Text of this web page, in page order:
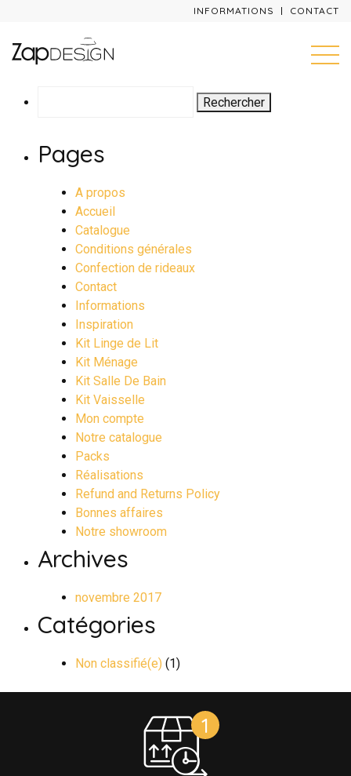
INFORMATIONS CONTACT
Pages
A propos
Accueil
Catalogue
Conditions générales
Confection de rideaux
Contact
Informations
Inspiration
Kit Linge de Lit
Kit Ménage
Kit Salle De Bain
Kit Vaisselle
Mon compte
Notre catalogue
Packs
Réalisations
Refund and Returns Policy
Bonnes affaires
Notre showroom
Archives
novembre 2017
Catégories
Non classifié(e) (1)